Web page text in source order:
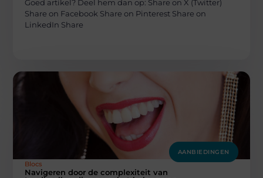
Goed artikel? Deel hem dan op: Share on X (Twitter)
Share on Facebook Share on Pinterest Share on
LinkedIn Share
AANBIEDINGEN
Blocs
Navigeren door de complexiteit van